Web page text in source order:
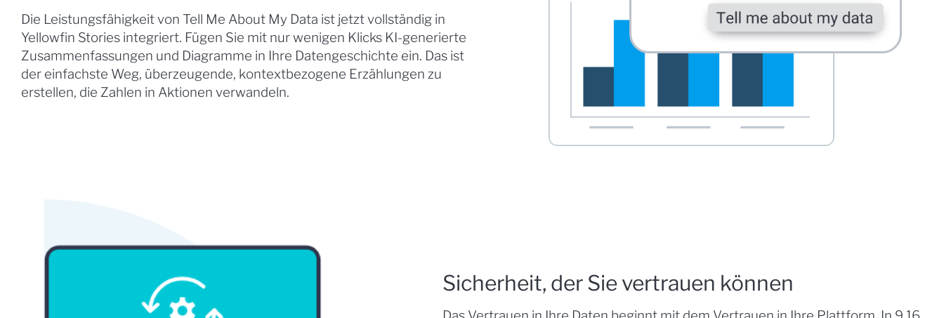
Die Leistungsfähigkeit von Tell Me About My Data ist jetzt vollständig in
Yellowfin Stories integriert. Fügen Sie mit nur wenigen Klicks KI-generierte
Zusammenfassungen und Diagramme in Ihre Datengeschichte ein. Das ist
der einfachste Weg, überzeugende, kontextbezogene Erzählungen zu
erstellen, die Zahlen in Aktionen verwandeln.
Sicherheit, der Sie vertrauen können